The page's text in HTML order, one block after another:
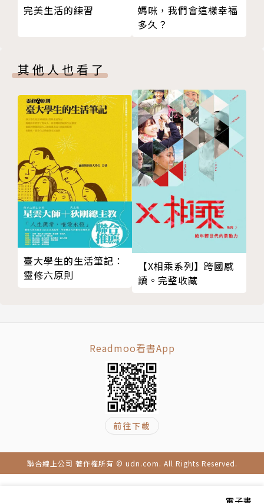
電子書
完美生活的練習
媽咪，我們會這樣幸福
多久？
其他人也看了
臺大學生的生活筆記：
靈修六原則
【X相乘系列】跨國感
讀。完整收藏
Readmoo看書App
前往下載
聯合線上公司 著作權所有 © udn.com. All Rights Reserved.